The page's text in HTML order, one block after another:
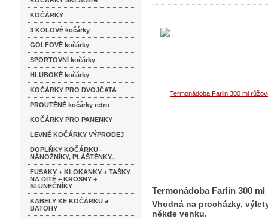
KOČÁRKY
3 KOLOVÉ kočárky
GOLFOVÉ kočárky
SPORTOVNÍ kočárky
HLUBOKÉ kočárky
KOČÁRKY PRO DVOJČATA
PROUTĚNÉ kočárky retro
KOČÁRKY PRO PANENKY
LEVNÉ KOČÁRKY VÝPRODEJ
DOPLŇKY KOČÁRKU -
NÁNOŽNÍKY, PLÁŠTĚNKY..
FUSAKY + KLOKANKY + TAŠKY
NA DITĚ + KROSNY +
SLUNEČNÍKY
KABELY KE KOČÁRKU a
BATOHY
Termonádoba Farlin 300 ml
Vhodná na procházky,
někde venku.